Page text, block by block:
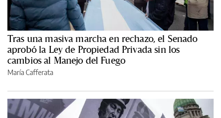
Tras una masiva marcha en rechazo, el Senado
aprobó la Ley de Propiedad Privada sin los
cambios al Manejo del Fuego
María Cafferata